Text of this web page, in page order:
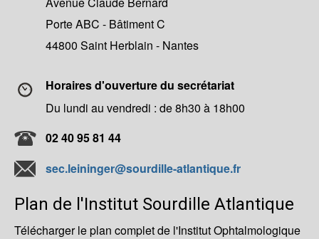
Porte ABC - Bâtiment C
44800 Saint Herblain - Nantes
Horaires d'ouverture du secrétariat
Du lundi au vendredi : de 8h30 à 18h00
02 40 95 81 44
sec.leininger@sourdille-atlantique.fr
Plan de l'Institut Sourdille Atlantique
Télécharger le plan complet de l'Institut Ophtalmologique